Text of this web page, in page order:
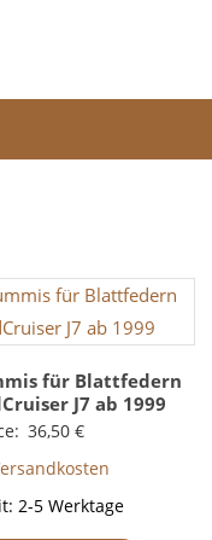
für Blattfedern
J7 ab 1999
36,50 €
2-5 Werktage